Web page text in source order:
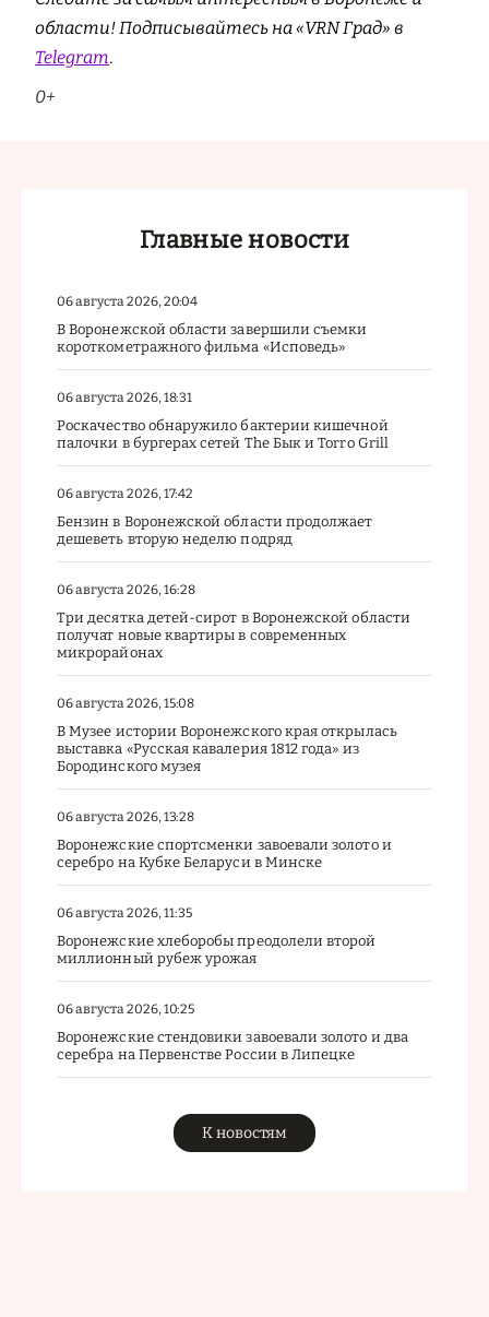
области! Подписывайтесь на «VRN Град» в
Telegram.
0+
Главные новости
06 августа 2026, 20:04
В Воронежской области завершили съемки
короткометражного фильма «Исповедь»
06 августа 2026, 18:31
Роскачество обнаружило бактерии кишечной
палочки в бургерах сетей The Бык и Torro Grill
06 августа 2026, 17:42
Бензин в Воронежской области продолжает
дешеветь вторую неделю подряд
06 августа 2026, 16:28
Три десятка детей-сирот в Воронежской области
получат новые квартиры в современных
микрорайонах
06 августа 2026, 15:08
В Музее истории Воронежского края открылась
выставка «Русская кавалерия 1812 года» из
Бородинского музея
06 августа 2026, 13:28
Воронежские спортсменки завоевали золото и
серебро на Кубке Беларуси в Минске
06 августа 2026, 11:35
Воронежские хлеборобы преодолели второй
миллионный рубеж урожая
06 августа 2026, 10:25
Воронежские стендовики завоевали золото и два
серебра на Первенстве России в Липецке
К новостям